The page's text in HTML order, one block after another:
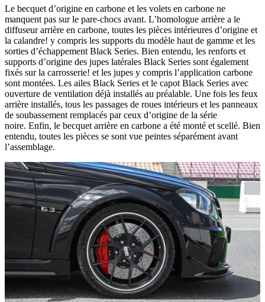
Le becquet d’origine en carbone et les volets en carbone ne
manquent pas sur le pare-chocs avant. L’homologue arrière a le
diffuseur arrière en carbone, toutes les pièces intérieures d’origine et
la calandre! y compris les supports du modèle haut de gamme et les
sorties d’échappement Black Series. Bien entendu, les renforts et
supports d’origine des jupes latérales Black Series sont également
fixés sur la carrosserie! et les jupes y compris l’application carbone
sont montées. Les ailes Black Series et le capot Black Series avec
ouverture de ventilation déjà installés au préalable. Une fois les feux
arrière installés, tous les passages de roues intérieurs et les panneaux
de soubassement remplacés par ceux d’origine de la série
noire. Enfin, le becquet arrière en carbone a été monté et scellé. Bien
entendu, toutes les pièces se sont vue peintes séparément avant
l’assemblage.